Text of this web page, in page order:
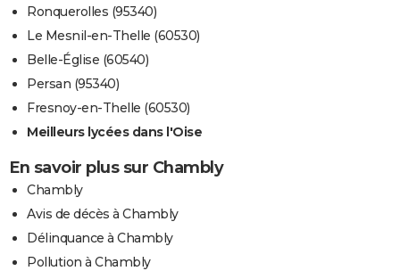
Ronquerolles (95340)
Le Mesnil-en-Thelle (60530)
Belle-Église (60540)
Persan (95340)
Fresnoy-en-Thelle (60530)
Meilleurs lycées dans l'Oise
En savoir plus sur Chambly
Chambly
Avis de décès à Chambly
Délinquance à Chambly
Pollution à Chambly